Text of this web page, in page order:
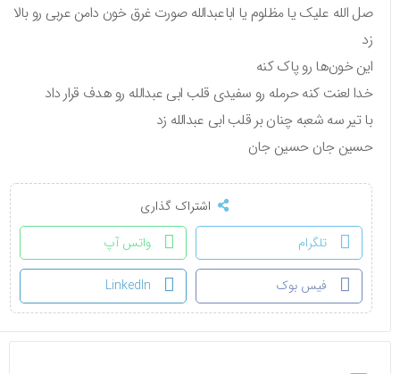
صل الله علیک یا مظلوم یا اباعبدالله صورت غرق خون دامن عربی رو بالا
این خون‌ها رو پاک کنه
خدا لعنت کنه حرمله رو سفیدی قلب ابی عبدالله رو هدف قرار داد
با تیر سه شعبه چنان بر قلب ابی عبدالله زد
حسین جان حسین جان
اشتراک گذاری
تلگرام
واتس آپ
فیس بوک LinkedIn